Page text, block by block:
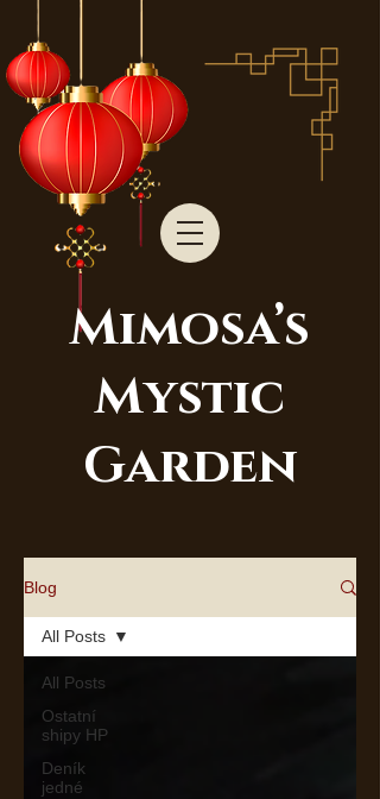
Mimosa’s
Mystic
Garden
Blog
All Posts
Ostatní
shipy HP
Deník
jedné
All Posts